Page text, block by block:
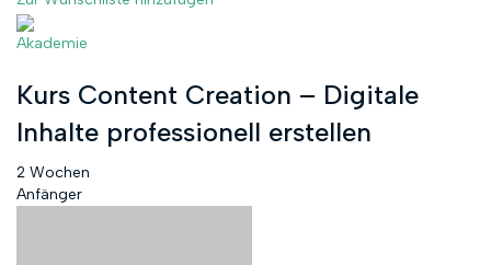
Akademie
Kurs Content Creation – Digitale
Inhalte professionell erstellen
2 Wochen
Anfänger